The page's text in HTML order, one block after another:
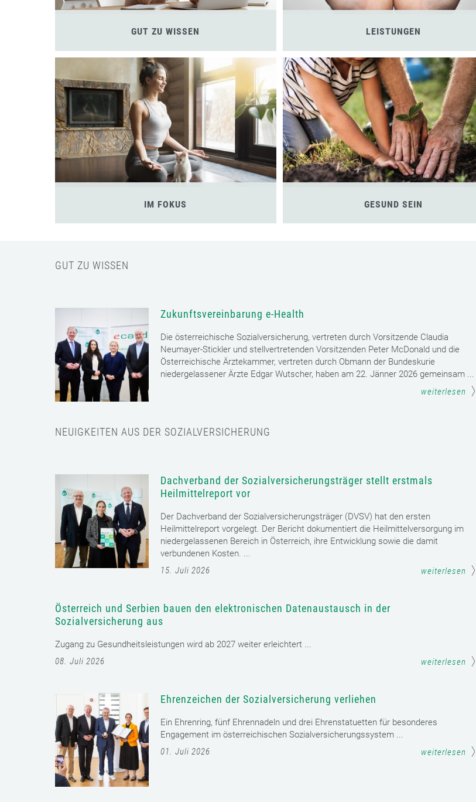
GUT ZU WISSEN LEISTUNGEN
IM FOKUS GESUND SEIN
GUT ZU WISSEN
Zukunftsvereinbarung e-Health
Die österreichische Sozialversicherung, vertreten durch Vorsitzende Claudia
Neumayer-Stickler und stellvertretenden Vorsitzenden Peter McDonald und die
Österreichische Ärztekammer, vertreten durch Obmann der Bundeskurie
niedergelassener Ärzte Edgar Wutscher, haben am 22. Jänner 2026 gemeinsam ...
weiterlesen
NEUIGKEITEN AUS DER SOZIALVERSICHERUNG
Dachverband der Sozialversicherungsträger stellt erstmals
Heilmittelreport vor
Der Dachverband der Sozialversicherungsträger (DVSV) hat den ersten
Heilmittelreport vorgelegt. Der Bericht dokumentiert die Heilmittelversorgung im
niedergelassenen Bereich in Österreich, ihre Entwicklung sowie die damit
verbundenen Kosten. ...
15. Juli 2026
weiterlesen
Österreich und Serbien bauen den elektronischen Datenaustausch in der
Sozialversicherung aus
Zugang zu Gesundheitsleistungen wird ab 2027 weiter erleichtert ...
08. Juli 2026
weiterlesen
Ehrenzeichen der Sozialversicherung verliehen
Ein Ehrenring, fünf Ehrennadeln und drei Ehrenstatuetten für besonderes
Engagement im österreichischen Sozialversicherungssystem ...
01. Juli 2026
weiterlesen